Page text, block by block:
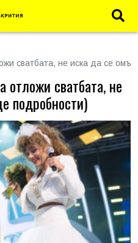
сватбата, не иска да се
отложи сватбата, не
подробности)